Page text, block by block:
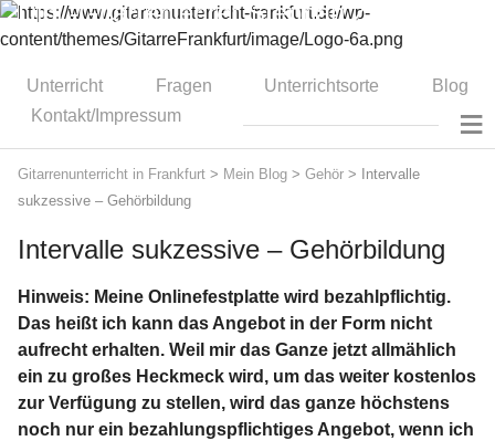
Dipl.-Gitarrenlehrer Stephan Zitzmann
Unterricht Fragen Unterrichtsorte
Blog
Kontakt/Impressum
≡
Gitarrenunterricht in Frankfurt > Mein Blog > Gehör > Intervalle
sukzessive – Gehörbildung
Intervalle sukzessive – Gehörbildung
Hinweis: Meine Onlinefestplatte wird bezahlpflichtig.
Das heißt ich kann das Angebot in der Form nicht
aufrecht erhalten. Weil mir das Ganze jetzt allmählich
ein zu großes Heckmeck wird, um das weiter kostenlos
zur Verfügung zu stellen, wird das ganze höchstens
noch nur ein bezahlungspflichtiges Angebot, wenn ich